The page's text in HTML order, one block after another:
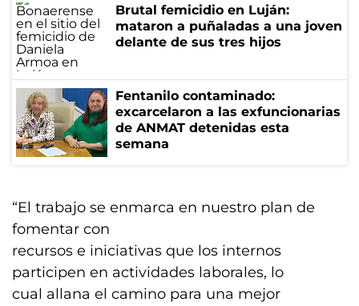
Brutal femicidio en Luján:
mataron a puñaladas a una joven
delante de sus tres hijos
Fentanilo contaminado:
excarcelaron a las exfuncionarias
de ANMAT detenidas esta
semana
“El trabajo se enmarca en nuestro plan de
fomentar con
recursos e iniciativas que los internos
participen en actividades laborales, lo
cual allana el camino para una mejor